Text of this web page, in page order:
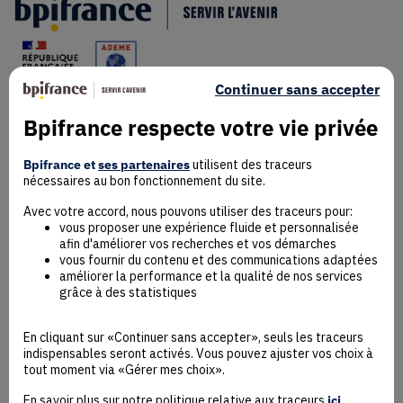
Mentions Légales
Données personnelles
Contact
Mentions Légales
CGU
Bpifrance respecte votre vie privée
Bpifrance etses partenairesutilisent des traceurs
nécessaires au bon fonctionnement du site.
Avec votre accord, nous pouvons utiliser des traceurs pour:
vous proposer une expérience fluide et personnalisée
afin d'améliorer vos recherches et vos démarches
vous fournir du contenu et des communications adaptées
améliorer la performance et la qualité de nos services
grâce à des statistiques
En cliquant sur «Continuer sans accepter», seuls les traceurs
indispensables seront activés. Vous pouvez ajuster vos choix à
tout moment via «Gérer mes choix».
Continuer sans accepter